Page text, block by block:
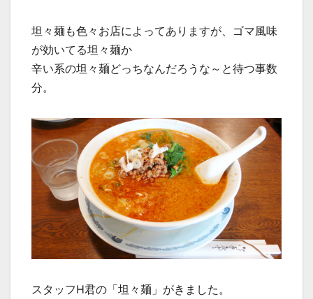
坦々麺も色々お店によってありますが、ゴマ風味
が効いてる坦々麺か
辛い系の坦々麺どっちなんだろうな～と待つ事数
分。
スタッフH君の「坦々麺」がきました。